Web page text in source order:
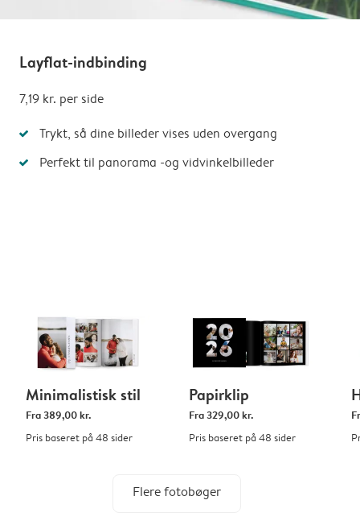
Layflat-indbinding
7,19 kr. per side
Trykt, så dine billeder vises uden overgang
Perfekt til panorama -og vidvinkelbilleder
Minimalistisk stil
Fra389,00 kr.
Pris baseret på 48 sider
Papirklip
Fra329,00 kr.
Pris baseret på 48 sider
Flere fotobøger